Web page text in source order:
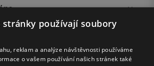
stránky používají soubory
reklam a analýze návštěvnosti používáme
o vašem používání našich stránek také